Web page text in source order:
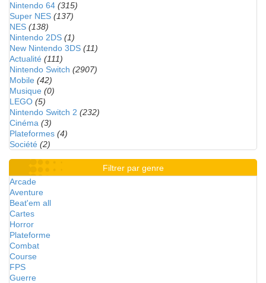
Nintendo 64 (315)
Super NES (137)
NES (138)
Nintendo 2DS (1)
New Nintendo 3DS (11)
Actualité (111)
Nintendo Switch (2907)
Mobile (42)
Musique (0)
LEGO (5)
Nintendo Switch 2 (232)
Cinéma (3)
Plateformes (4)
Société (2)
Filtrer par genre
Arcade
Aventure
Beat'em all
Cartes
Horror
Plateforme
Combat
Course
FPS
Guerre